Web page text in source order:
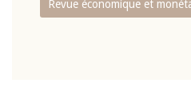
Revue économique et